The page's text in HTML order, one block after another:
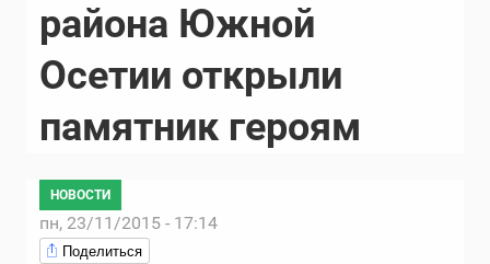
района Южной
Осетии открыли
памятник героям
НОВОСТИ
пн, 23/11/2015 - 17:14
Поделиться